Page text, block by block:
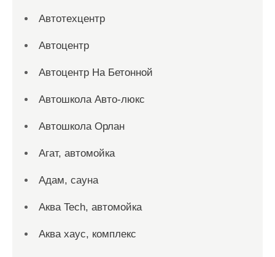
Автотехцентр
Автоцентр
Автоцентр На Бетонной
Автошкола Авто-люкс
Автошкола Орлан
Агат, автомойка
Адам, сауна
Аква Tech, автомойка
Аква хаус, комплекс